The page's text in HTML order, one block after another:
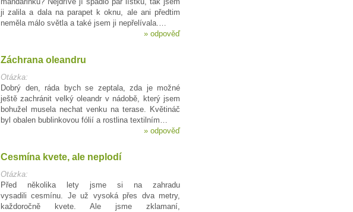
ji zalila a dala na parapet k oknu, ale ani předtim
neměla málo světla a také jsem ji nepřelívala.…
» odpověď
Záchrana oleandru
Otázka:
Dobrý den, ráda bych se zeptala, zda je možné
ještě zachránit velký oleandr v nádobě, který jsem
bohužel musela nechat venku na terase. Květináč
byl obalen bublinkovou fólií a rostlina textilním…
» odpověď
Cesmína kvete, ale neplodí
Otázka:
Před několika lety jsme si na zahradu
vysadili cesmínu. Je už vysoká přes dva metry,
každoročně kvete. Ale jsme zklamaní,